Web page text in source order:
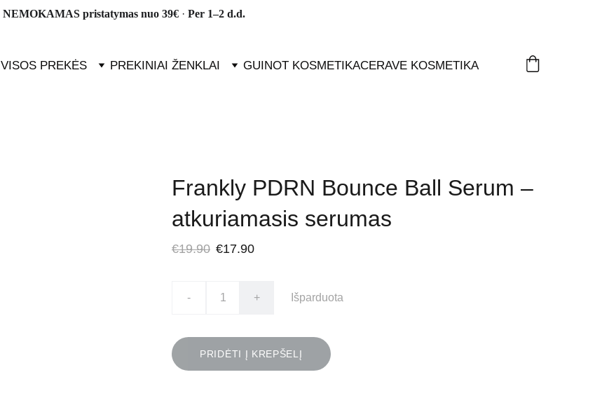
NEMOKAMAS pristatymas nuo 39€ · Per 1–2 d.d.
VISOS PREKĖS PREKINIAI ŽENKLAI GUINOT KOSMETIKACERAVE KOSMETIKA
Frankly PDRN Bounce Ball Serum –
atkuriamasis serumas
€19.90 €17.90
- + Išparduota
PRIDĖTI Į KREPŠELĮ